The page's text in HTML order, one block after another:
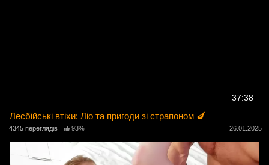
37:38
Лесбійські втіхи: Ліо та пригоди зі страпоном 🍆
4345 переглядів 93% 26.01.2025